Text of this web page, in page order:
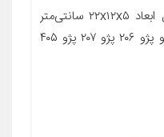
معرفی محصول جزئیات محصول ابعاد ۲۲x۱۲x۵ سانتی‌متر
جنس ویسکوز مناسب برای خودرو پژو ۲۰۶ پژو ۲۰۷ پژو ۴۰۵